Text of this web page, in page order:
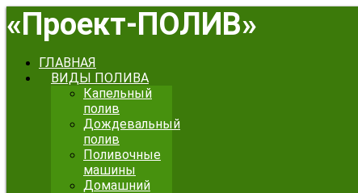
«Проект-ПОЛИВ»
ГЛАВНАЯ
ВИДЫ ПОЛИВА
Капельный
полив
Дождевальный
полив
Поливочные
машины
Домашний